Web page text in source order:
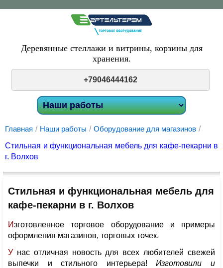
Деревянные стеллажи и витрины, корзины для
хранения.
+79046444162
Главная / Наши работы / Оборудование для магазинов /
Стильная и функциональная мебель для кафе-пекарни в
г. Волхов
Стильная и функциональная мебель для
кафе-пекарни в г. Волхов
Изготовленное торговое оборудование и примеры
оформления магазинов, торговых точек.
У нас отличная новость для всех любителей свежей
выпечки и стильного интерьера!Изготовили и